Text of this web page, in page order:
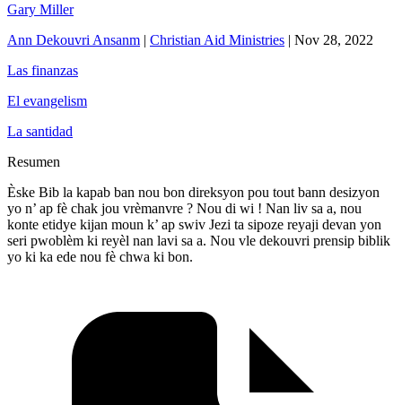
Gary Miller
Ann Dekouvri Ansanm | Christian Aid Ministries | Nov 28, 2022
Las finanzas
El evangelism
La santidad
Resumen
Èske Bib la kapab ban nou bon direksyon pou tout bann desizyon
yo n’ ap fè chak jou vrèmanvre ? Nou di wi ! Nan liv sa a, nou
konte etidye kijan moun k’ ap swiv Jezi ta sipoze reyaji devan yon
seri pwoblèm ki reyèl nan lavi sa a. Nou vle dekouvri prensip biblik
yo ki ka ede nou fè chwa ki bon.